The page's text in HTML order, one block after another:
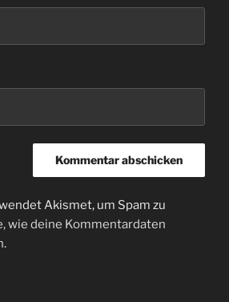
Akismet, um Spam zu
wie deine Kommentardaten